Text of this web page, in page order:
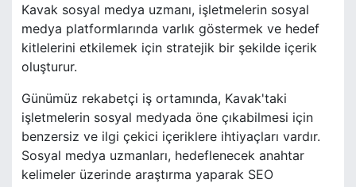
Kavak sosyal medya uzmanı, işletmelerin sosyal
medya platformlarında varlık göstermek ve hedef
kitlelerini etkilemek için stratejik bir şekilde içerik
oluşturur.
Günümüz rekabetçi iş ortamında, Kavak'taki
işletmelerin sosyal medyada öne çıkabilmesi için
benzersiz ve ilgi çekici içeriklere ihtiyaçları vardır.
Sosyal medya uzmanları, hedeflenecek anahtar
kelimeler üzerinde araştırma yaparak SEO